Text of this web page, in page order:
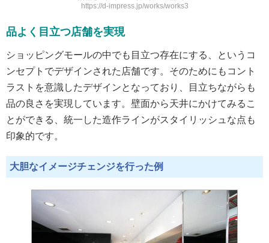
https://d-impress.jp/works/works3
品よく目立つ店舗を実現
ショッピングモールの中でも目立つ存在にする、というコ
ンセプトでデザインされた店舗です。そのためにもコント
ラストを意識したデザインとなっており、目立ちながらも
品の良さを実現しています。壁面から天井にかけてみるこ
とができる、統一した造作ラインがスタイリッシュな点も
印象的です。
大胆なイメージチェンジを行った例